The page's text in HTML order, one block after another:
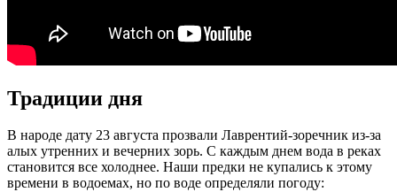
Традиции дня
В народе дату 23 августа прозвали Лаврентий-зоречник из-за
алых утренних и вечерних зорь. С каждым днем вода в реках
становится все холоднее. Наши предки не купались к этому
времени в водоемах, но по воде определяли погоду: